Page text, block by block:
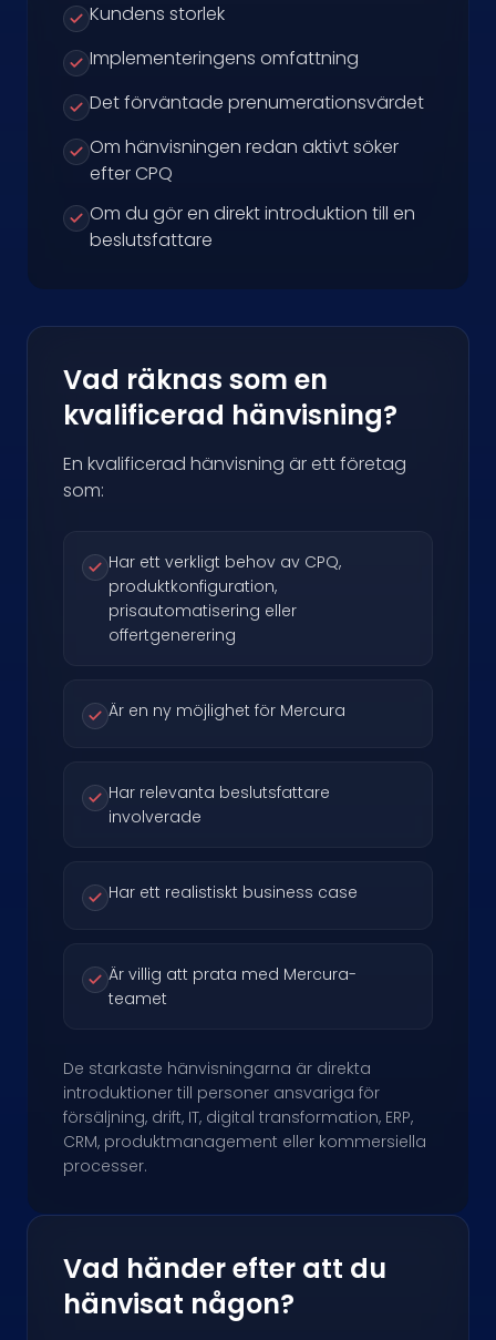
Kundens storlek
Implementeringens omfattning
Det förväntade prenumerationsvärdet
Om hänvisningen redan aktivt söker
efter CPQ
Om du gör en direkt introduktion till en
beslutsfattare
Vad räknas som en
kvalificerad hänvisning?
En kvalificerad hänvisning är ett företag
som:
Har ett verkligt behov av CPQ,
produktkonfiguration,
prisautomatisering eller
offertgenerering
Är en ny möjlighet för Mercura
Har relevanta beslutsfattare
involverade
Har ett realistiskt business case
Är villig att prata med Mercura-
teamet
De starkaste hänvisningarna är direkta
introduktioner till personer ansvariga för
försäljning, drift, IT, digital transformation, ERP,
CRM, produktmanagement eller kommersiella
processer.
Vad händer efter att du
hänvisat någon?